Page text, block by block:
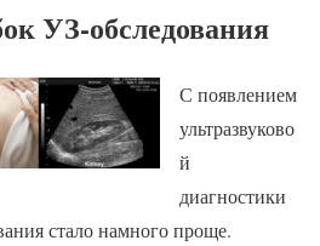
УЗ-обследования
С появлением
ультразвуково
й
диагностики
стало намного проще.